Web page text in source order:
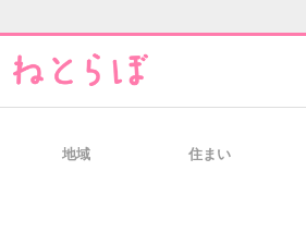
地域 住まい